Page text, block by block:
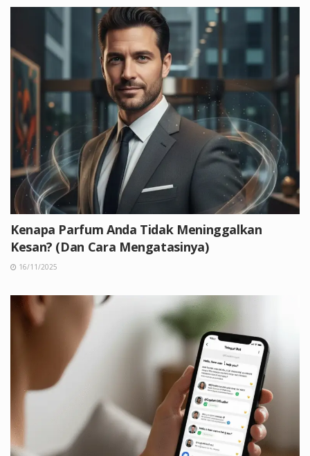
Kenapa Parfum Anda Tidak Meninggalkan
Kesan? (Dan Cara Mengatasinya)
16/11/2025